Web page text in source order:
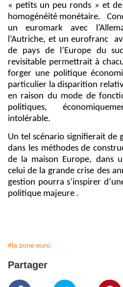
« petits un peu ronds » et
homogénéité monétaire.
un euromark avec
l’Autriche, et un eurofranc
de pays de l’Europe du
revisitable permettrait à
forger une politique
particulier la disparition
en raison du mode de
politiques,
intolérable.
Un tel scénario signifierait de
dans les méthodes de
de la maison Europe, dans
celui de la grande crise des
gestion pourra s’inspirer
politique majeure .
#la zone euro
Partager